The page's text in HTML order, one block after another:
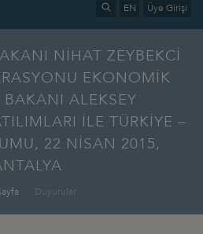
EN Üye Girişi
NİHAT ZEYBEKCİ
EKONOMİK
ALEKSEY
İLE TÜRKİYE –
22 NİSAN 2015,
Duyurular